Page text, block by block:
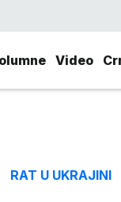
Video
RAT U UKRAJINI